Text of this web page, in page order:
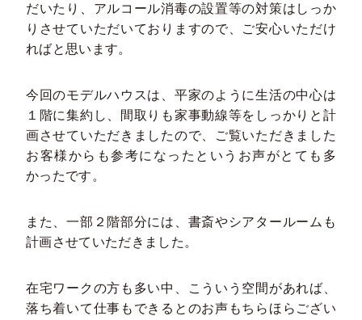
だいたり、アルコール消毒の設置等の対策はしっか
りさせていただいておりますので、ご安心いただけ
ればと思います。
今回のモデルハウスは、平家のように生活の中心は
１階に集約し、間取りも家事動線等をしっかりと計
画させていただきましたので、ご覧いただきました
お客様からも参考になったというお声がとても多
かったです。
また、一部２階部分には、書斎やシアタールームも
計画させていただきました。
在宅ワークの方も多い中、こういう空間があれば、
落ち着いて仕事もできるとのお声もちらほらござい